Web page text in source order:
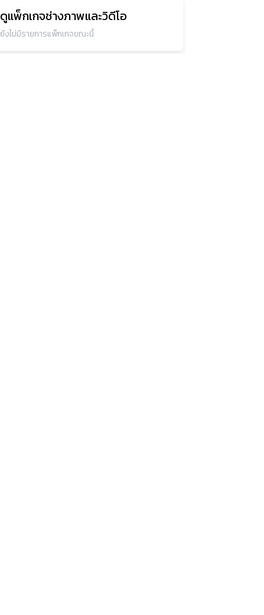
ดูแพ็กเกจช่างภาพและวิดีโอ
ยังไม่มีรายการแพ็กเกจขณะนี้